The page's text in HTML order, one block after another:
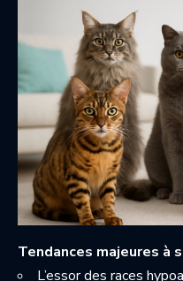
Tendances majeures à
L’essor des races